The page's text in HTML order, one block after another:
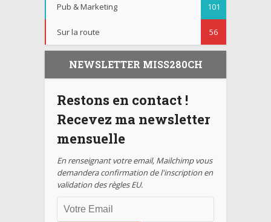
Pub & Marketing 101
Sur la route 56
NEWSLETTER MISS280CH
Restons en contact !
Recevez ma newsletter
mensuelle
En renseignant votre email, Mailchimp vous
demandera confirmation de l'inscription en
validation des règles EU.